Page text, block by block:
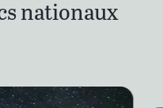
nationaux